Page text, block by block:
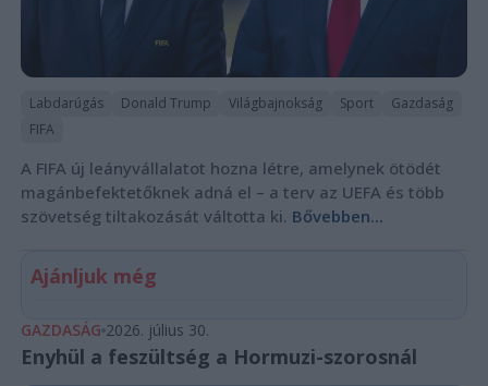
Labdarúgás Donald Trump Világbajnokság Sport
Gazdaság
FIFA
A FIFA új leányvállalatot hozna létre, amelynek ötödét
magánbefektetőknek adná el – a terv az UEFA és több
szövetség tiltakozását váltotta ki. Bővebben...
Ajánljuk még
GAZDASÁG 2026. július 30.
Enyhül a feszültség a Hormuzi-szorosnál